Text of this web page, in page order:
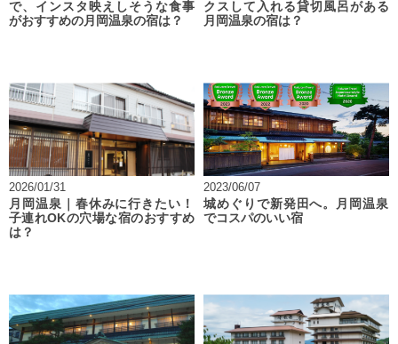
で、インスタ映えしそうな食事
がおすすめの月岡温泉の宿は？
クスして入れる貸切風呂がある
月岡温泉の宿は？
2026/01/31
月岡温泉｜春休みに行きたい！
子連れOKの穴場な宿のおすすめ
は？
2023/06/07
城めぐりで新発田へ。月岡温泉
でコスパのいい宿